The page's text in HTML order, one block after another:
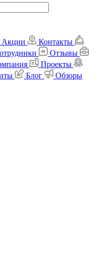
Акции
Контакты
Отзывы
Проекты
Блог
Обзоры